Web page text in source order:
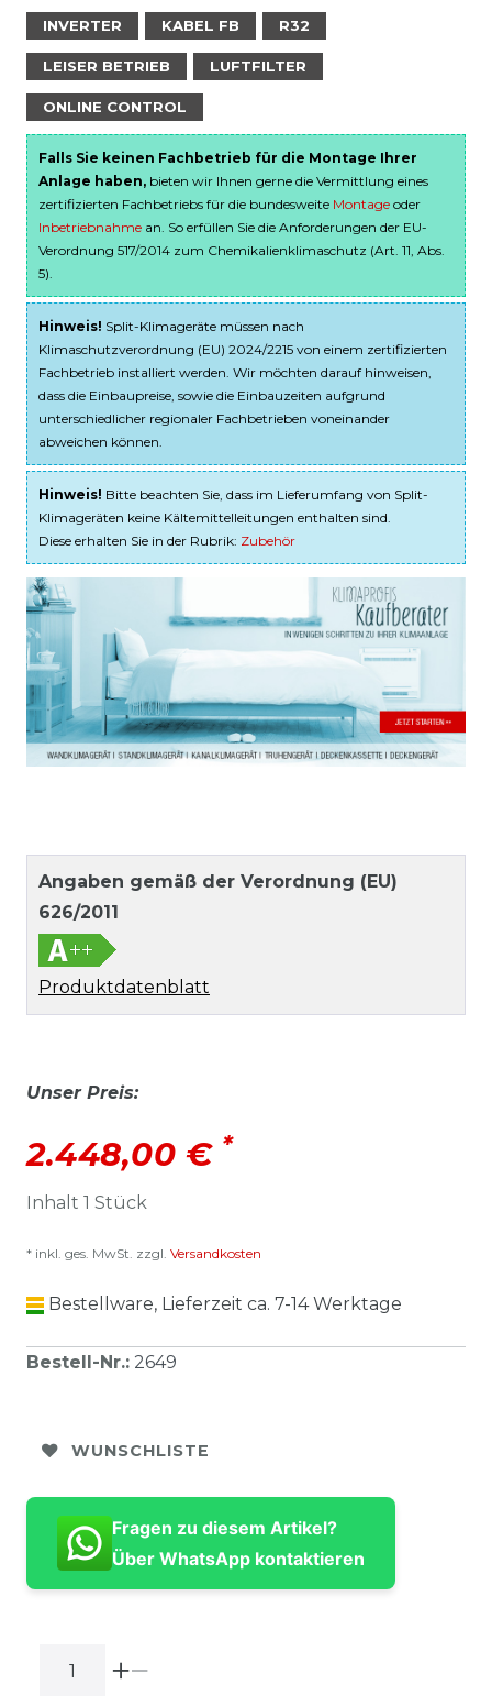
INVERTER KABEL FB R32
LEISER BETRIEB LUFTFILTER
ONLINE CONTROL
Falls Sie keinen Fachbetrieb für die Montage Ihrer
Anlage haben, bieten wir Ihnen gerne die Vermittlung eines
zertifizierten Fachbetriebs für die bundesweite Montage oder
Inbetriebnahme an. So erfüllen Sie die Anforderungen der EU-
Verordnung 517/2014 zum Chemikalienklimaschutz (Art. 11, Abs.
5).
Hinweis! Split-Klimageräte müssen nach
Klimaschutzverordnung (EU) 2024/2215 von einem zertifizierten
Fachbetrieb installiert werden. Wir möchten darauf hinweisen,
dass die Einbaupreise, sowie die Einbauzeiten aufgrund
unterschiedlicher regionaler Fachbetrieben voneinander
abweichen können.
Hinweis! Bitte beachten Sie, dass im Lieferumfang von Split-
Klimageräten keine Kältemittelleitungen enthalten sind.
Diese erhalten Sie in der Rubrik: Zubehör
Angaben gemäß der Verordnung (EU)
626/2011
Produktdatenblatt
Unser Preis:
2.448,00 € *
Inhalt 1 Stück
* inkl. ges. MwSt. zzgl. Versandkosten
Bestellware, Lieferzeit ca. 7-14 Werktage
Bestell-Nr.: 2649
WUNSCHLISTE
Fragen zu diesem Artikel?
Über WhatsApp kontaktieren